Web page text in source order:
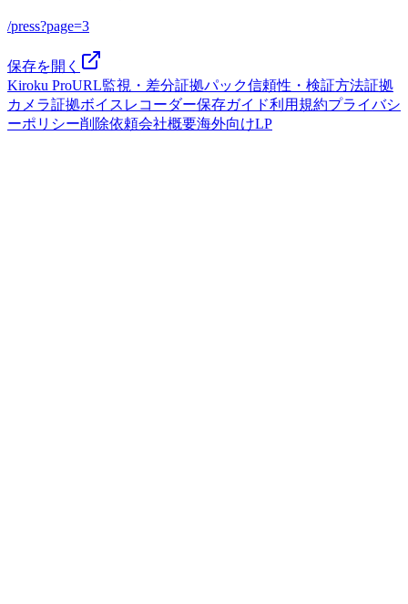
/press?page=3
保存を開く
Kiroku ProURL監視・差分証拠パック信頼性・検証方法証拠
カメラ証拠ボイスレコーダー保存ガイド利用規約プライバシ
ーポリシー削除依頼会社概要海外向けLP